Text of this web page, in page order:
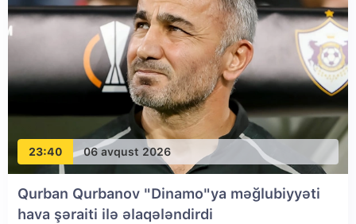
23:40 06 avqust 2026
Qurban Qurbanov "Dinamo"ya məğlubiyyəti
hava şəraiti ilə əlaqələndirdi